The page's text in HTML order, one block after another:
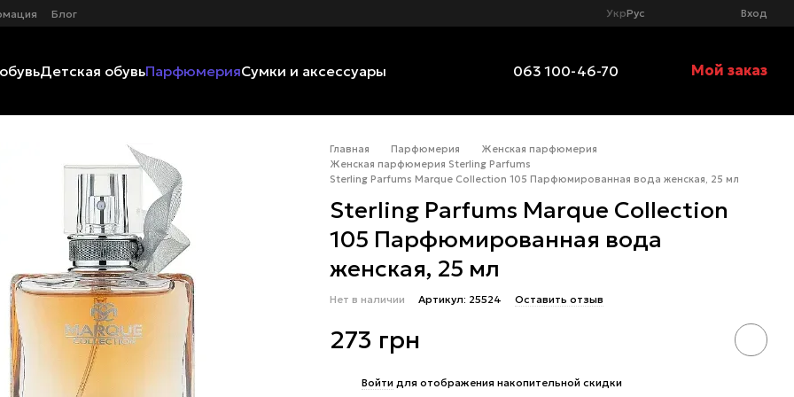
Блог УкрРус Вход
Детская обувьПарфюмерияСумки и аксессуары 063 100-46-70 Мой заказ
Главная Парфюмерия
Женская парфюмерия
Женская парфюмерия Sterling Parfums
Sterling Parfums Marque Collection 105 Парфюмированная вода женская, 25 мл
Sterling Parfums Marque Collection
105 Парфюмированная вода
женская, 25 мл
Нет в наличии Артикул: 25524 Оставить отзыв
273 грн
Войти для отображения накопительной скидки